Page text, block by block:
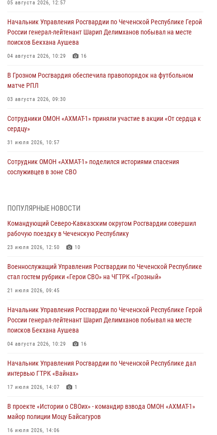
05 августа 2026, 12:57
Начальник Управления Росгвардии по Чеченской Республике Герой
России генерал-лейтенант Шарип Делимханов побывал на месте
поисков Бекхана Аушева
04 августа 2026, 10:29 16
В Грозном Росгвардия обеспечила правопорядок на футбольном
матче РПЛ
03 августа 2026, 09:30
Сотрудники ОМОН «АХМАТ-1» приняли участие в акции «От сердца к
сердцу»
31 июля 2026, 10:57
Сотрудник ОМОН «АХМАТ-1» поделился историями спасения
сослуживцев в зоне СВО
Командующий Северо-Кавказским округом Росгвардии совершил
23 июля 2026, 12:50
Военнослужащий Управления Росгвардии по Чеченской Республике
21 июля 2026, 09:45
В ДНР росгвардейцы уничтожили около 80 вражеских
19 июля 2026, 13:50
В Грозном Росгвардия обеспечила безопасность конно-спортивных
соревнований
ПОПУЛЯРНЫЕ НОВОСТИ
Командующий Северо-Кавказским округом Росгвардии совершил
рабочую поездку в Чеченскую Республику
23 июля 2026, 12:50 10
Военнослужащий Управления Росгвардии по Чеченской Республике
стал гостем рубрики «Герои СВО» на ЧГТРК «Грозный»
21 июля 2026, 09:45
Начальник Управления Росгвардии по Чеченской Республике Герой
России генерал-лейтенант Шарип Делимханов побывал на месте
поисков Бекхана Аушева
04 августа 2026, 10:29 16
Начальник Управления Росгвардии по Чеченской Республике дал
интервью ГТРК «Вайнах»
17 июля 2026, 14:07 1
В проекте «Истории о СВОих» - командир взвода ОМОН «АХМАТ-1»
майор полиции Моцу Байсагуров
16 июля 2026, 14:06